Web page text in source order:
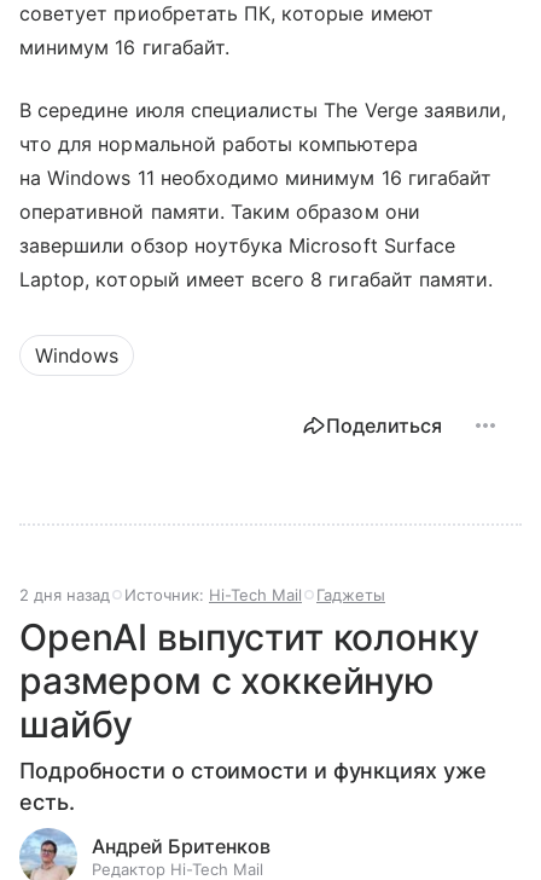
советует приобретать ПК, которые имеют
минимум 16 гигабайт.
В середине июля специалисты The Verge заявили,
что для нормальной работы компьютера
на Windows 11 необходимо минимум 16 гигабайт
оперативной памяти. Таким образом они
завершили обзор ноутбука Microsoft Surface
Laptop, который имеет всего 8 гигабайт памяти.
Windows
Поделиться
2 дня назад Источник: Hi-Tech Mail Гаджеты
OpenAI выпустит колонку
размером с хоккейную
шайбу
Подробности о стоимости и функциях уже
есть.
Андрей Бритенков
Редактор Hi-Tech Mail